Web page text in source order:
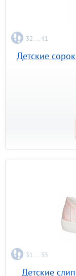
32 ... 41
Детские
31 ... 35
Детские